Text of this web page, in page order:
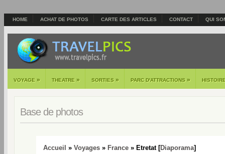
HOME ACHAT DE PHOTOS CARTE DES ARTICLES CONTACT QUI
VOYAGE » THEATRE » SORTIES » PARC D'ATTRACTIONS »
Base de photos
Accueil » Voyages » France » Etretat [Diaporama]